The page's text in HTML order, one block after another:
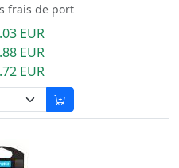
frais de port
EUR
EUR
EUR